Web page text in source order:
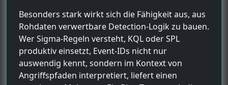
Besonders stark wirkt sich die Fähigkeit aus, aus
Rohdaten verwertbare Detection-Logik zu bauen.
Wer Sigma-Regeln versteht, KQL oder SPL
produktiv einsetzt, Event-IDs nicht nur
auswendig kennt, sondern im Kontext von
Angriffspfaden interpretiert, liefert einen